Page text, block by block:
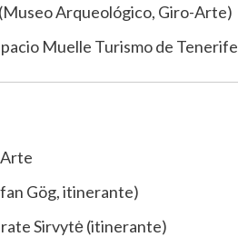
Arqueológico, Giro-Arte)
Muelle Turismo de Tenerife
Gög, itinerante)
Sirvytė (itinerante)